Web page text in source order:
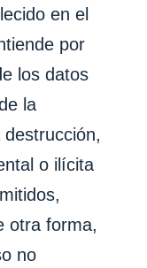
en el
por
los datos
la
o ilícita
otra forma,
no